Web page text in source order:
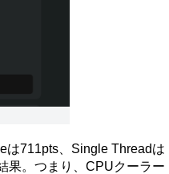
711pts、Single Threadは
果。つまり、CPUクーラー